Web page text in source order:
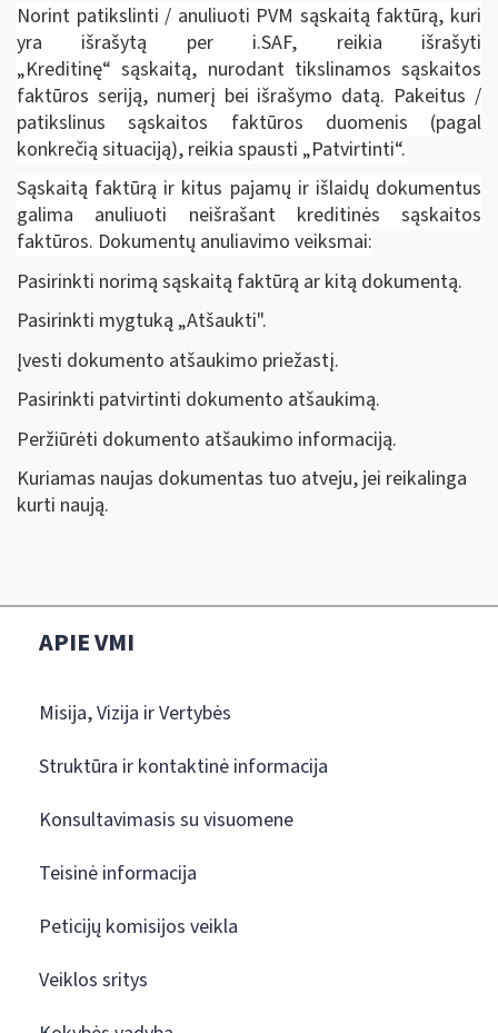
Norint patikslinti / anuliuoti PVM sąskaitą faktūrą, kuri
yra išrašytą per i.SAF, reikia išrašyti
„Kreditinę“ sąskaitą, nurodant tikslinamos sąskaitos
faktūros seriją, numerį bei išrašymo datą. Pakeitus /
patikslinus sąskaitos faktūros duomenis (pagal
konkrečią situaciją), reikia spausti „Patvirtinti“.
Sąskaitą faktūrą ir kitus pajamų ir išlaidų dokumentus
galima anuliuoti neišrašant kreditinės sąskaitos
faktūros. Dokumentų anuliavimo veiksmai:
Pasirinkti norimą sąskaitą faktūrą ar kitą dokumentą.
Pasirinkti mygtuką „Atšaukti".
Įvesti dokumento atšaukimo priežastį.
Pasirinkti patvirtinti dokumento atšaukimą.
Peržiūrėti dokumento atšaukimo informaciją.
Kuriamas naujas dokumentas tuo atveju, jei reikalinga
kurti naują.
APIE VMI
Misija, Vizija ir Vertybės
Struktūra ir kontaktinė informacija
Konsultavimasis su visuomene
Teisinė informacija
Peticijų komisijos veikla
Veiklos sritys